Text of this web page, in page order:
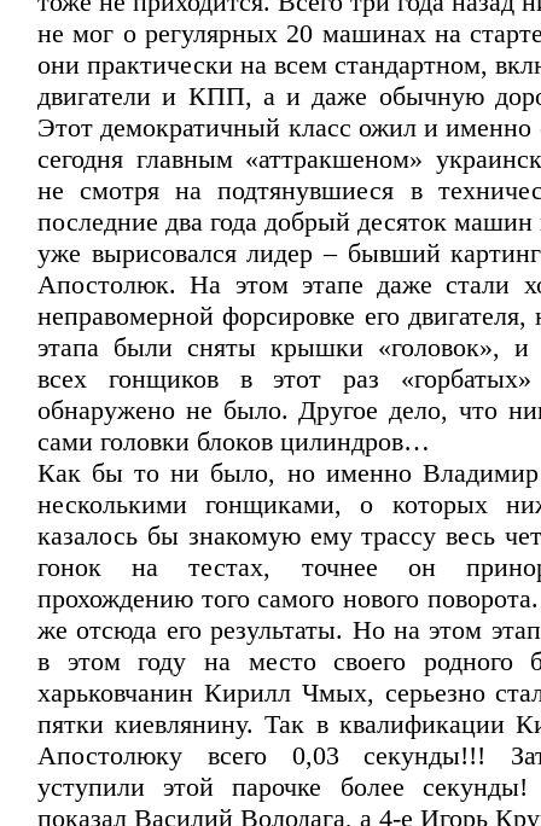
не мог о регулярных 20 машинах на
они практически на всем стандартном,
двигатели и КПП, а и даже обычную
Этот демократичный класс ожил и именно
сегодня главным «аттракшеном»
не смотря на подтянувшиеся в
последние два года добрый десяток машин
уже вырисовался лидер – бывший
Апостолюк. На этом этапе даже стали
неправомерной форсировке его двигателя,
этапа были сняты крышки «головок», и
всех гонщиков в этот раз «горбатых»
обнаружено не было. Другое дело, что
сами головки блоков цилиндров…
Как бы то ни было, но именно
несколькими гонщиками, о которых
казалось бы знакомую ему трассу весь
гонок на тестах, точнее он
прохождению того самого нового
же отсюда его результаты. Но на этом
в этом году на место своего родного
харьковчанин Кирилл Чмых, серьезно
пятки киевлянину. Так в квалификации
Апостолюку всего 0,03 секунды!!!
уступили этой парочке более секунды!
показал Василий Володага, а 4-е Игорь